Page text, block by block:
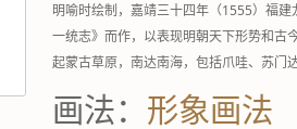
明喻时绘制，嘉靖三十四年（1555）福
一统志》而作，以表现明朝天下形势和古
起蒙古草原，南达南海，包括爪哇、苏门
画法： 形象画法